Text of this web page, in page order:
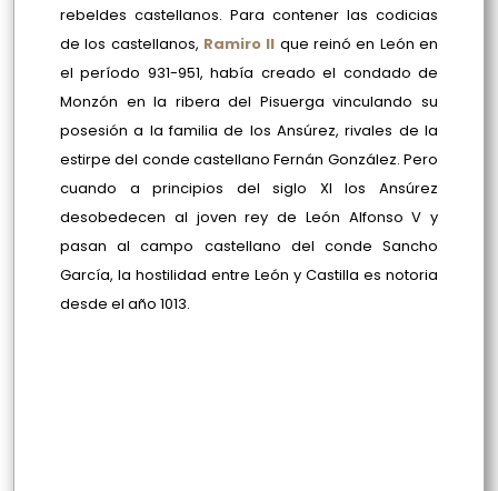
rebeldes castellanos. Para contener las codicias
de los castellanos, Ramiro II que reinó en León en
el período 931-951, había creado el condado de
Monzón en la ribera del Pisuerga vinculando su
posesión a la familia de los Ansúrez, rivales de la
estirpe del conde castellano Fernán González. Pero
cuando a principios del siglo XI los Ansúrez
desobedecen al joven rey de León Alfonso V y
pasan al campo castellano del conde Sancho
García, la hostilidad entre León y Castilla es notoria
desde el año 1013.